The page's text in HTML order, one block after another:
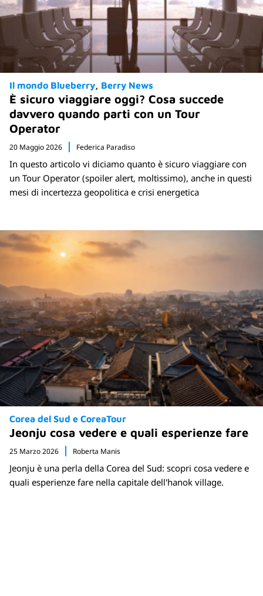
Il mondo Blueberry Berry News
È sicuro viaggiare oggi? Cosa succede
davvero quando parti con un Tour
Operator
20 Maggio 2026 Federica Paradiso
In questo articolo vi diciamo quanto è sicuro viaggiare con
un Tour Operator (spoiler alert, moltissimo), anche in questi
mesi di incertezza geopolitica e crisi energetica
Corea del Sud e CoreaTour
Jeonju cosa vedere e quali esperienze fare
25 Marzo 2026 Roberta Manis
Jeonju è una perla della Corea del Sud: scopri cosa vedere e
quali esperienze fare nella capitale dell'hanok village.